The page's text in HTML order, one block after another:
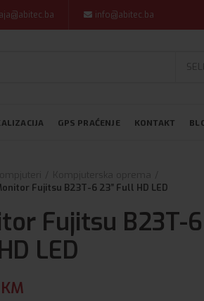
info@abitec.ba
GPS PRAĆENJE KONTAKT
Fujitsu B23T-6 23” Full HD LED
Fujitsu B23T-6
LED
KM